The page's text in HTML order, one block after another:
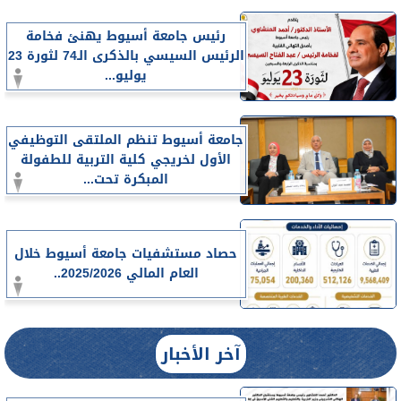
رئيس جامعة أسيوط يهنئ فخامة
الرئيس السيسي بالذكرى الـ74 لثورة 23
يوليو...
جامعة أسيوط تنظم الملتقى التوظيفي
الأول لخريجي كلية التربية للطفولة
المبكرة تحت...
حصاد مستشفيات جامعة أسيوط خلال
العام المالي 2025/2026..
آخر الأخبار